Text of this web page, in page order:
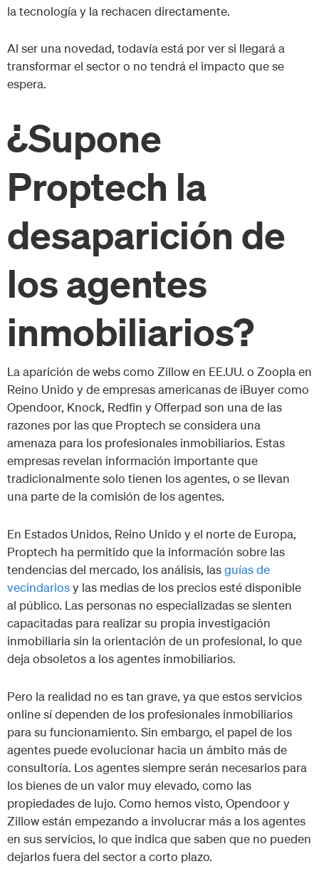
la tecnología y la rechacen directamente.
Al ser una novedad, todavía está por ver si llegará a
transformar el sector o no tendrá el impacto que se
espera.
¿Supone
Proptech la
desaparición de
los agentes
inmobiliarios?
La aparición de webs como Zillow en EE.UU. o Zoopla en
Reino Unido y de empresas americanas de iBuyer como
Opendoor, Knock, Redfin y Offerpad son una de las
razones por las que Proptech se considera una
amenaza para los profesionales inmobiliarios. Estas
empresas revelan información importante que
tradicionalmente solo tienen los agentes, o se llevan
una parte de la comisión de los agentes.
En Estados Unidos, Reino Unido y el norte de Europa,
Proptech ha permitido que la información sobre las
tendencias del mercado, los análisis, lasguías de
vecindariosy las medias de los precios esté disponible
al público. Las personas no especializadas se sienten
capacitadas para realizar su propia investigación
inmobiliaria sin la orientación de un profesional, lo que
deja obsoletos a los agentes inmobiliarios.
Pero la realidad no es tan grave, ya que estos servicios
online sí dependen de los profesionales inmobiliarios
para su funcionamiento. Sin embargo, el papel de los
agentes puede evolucionar hacia un ámbito más de
consultoría. Los agentes siempre serán necesarios para
los bienes de un valor muy elevado, como las
propiedades de lujo. Como hemos visto, Opendoor y
Zillow están empezando a involucrar más a los agentes
en sus servicios, lo que indica que saben que no pueden
dejarlos fuera del sector a corto plazo.